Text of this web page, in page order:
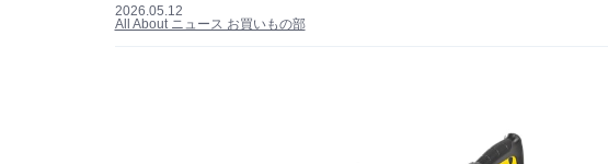
2026.05.12
All About ニュース お買いもの部